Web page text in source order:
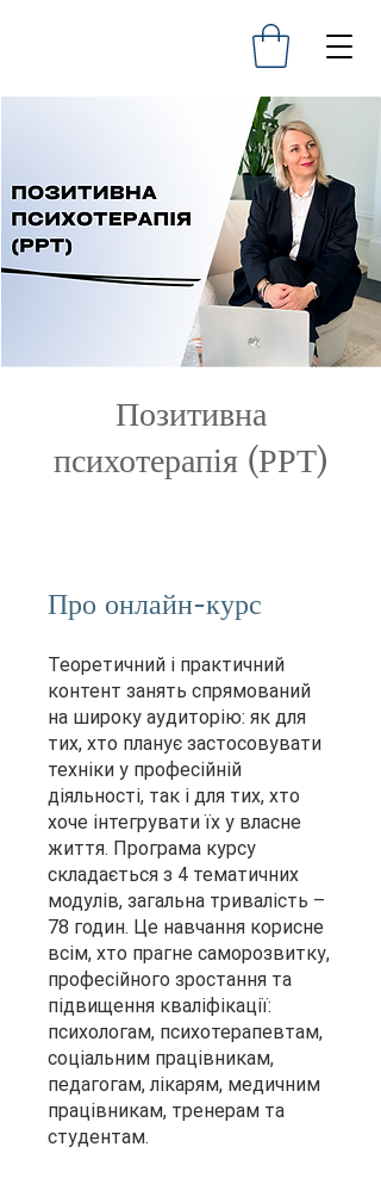
Позитивна
психотерапія (РРТ)
Про онлайн-курс
Теоретичний і практичний
контент занять спрямований
на широку аудиторію: як для
тих, хто планує застосовувати
техніки у професійній
діяльності, так і для тих, хто
хоче інтегрувати їх у власне
життя. Програма курсу
складається з 4 тематичних
модулів, загальна тривалість –
78 годин. Це навчання корисне
всім, хто прагне саморозвитку,
професійного зростання та
підвищення кваліфікації:
психологам, психотерапевтам,
соціальним працівникам,
педагогам, лікарям, медичним
працівникам, тренерам та
студентам.